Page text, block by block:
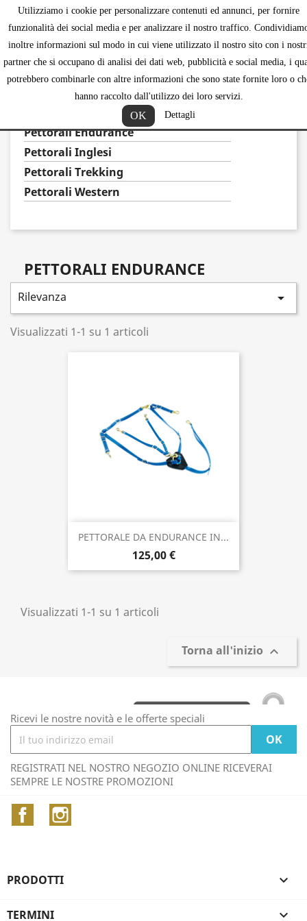
Utilizziamo i cookie per personalizzare contenuti ed annunci, per fornire
funzionalità dei social media e per analizzare il nostro traffico.
inoltre informazioni sul modo in cui viene utilizzato il nostro sito con i
partner che si occupano di analisi dei dati web, pubblicità e social media, i
potrebbero combinarle con altre informazioni che sono state fornite loro o
hanno raccolto dall'utilizzo dei loro servizi.
OK Dettagli

Pettorali Endurance
Pettorali Inglesi
Pettorali Trekking
Pettorali Western
PETTORALI ENDURANCE
Rilevanza 
Visualizzati 1-1 su 1 articoli
PETTORALE DA ENDURANCE IN...
125,00 €
Visualizzati 1-1 su 1 articoli
Torna all'inizio 
Ricevi le nostre novità e le offerte speciali
REGISTRATI NEL NOSTRO NEGOZIO ONLINE RICEVERAI
SEMPRE LE NOSTRE PROMOZIONI
Facebook
PRODOTTI 
TERMINI 